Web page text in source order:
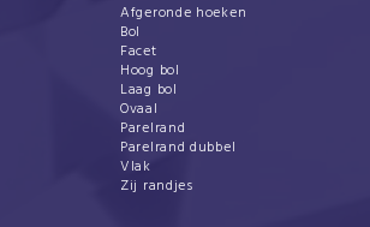
Afgeronde hoeken
Bol
Facet
Hoog bol
Laag bol
Ovaal
Parelrand
Parelrand dubbel
Vlak
Zij randjes